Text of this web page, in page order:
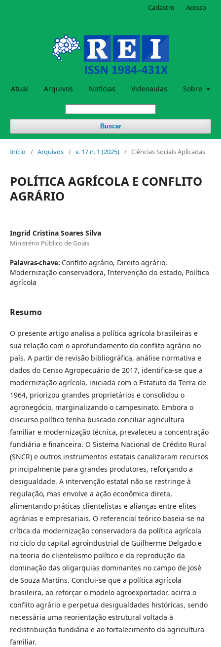
Atual Arquivos Notícias Videoaulas Sobre
Buscar
Cadastro Acesso
Início / Arquivos / v. 17 n. 1 (2025) / Ciências Sociais Aplicadas
POLÍTICA AGRÍCOLA E CONFLITO
AGRÁRIO
Ingrid Cristina Soares Silva
Ministério Público de Goiás
Palavras-chave: Conflito agrário, Direito agrário,
Modernização conservadora, Intervenção do estado, Política
agrícola
Resumo
O presente artigo analisa a política agrícola brasileiras e
sua relação com o aprofundamento do conflito agrário no
país. A partir de revisão bibliográfica, análise normativa e
dados do Censo Agropecuário de 2017, identifica-se que a
modernização agrícola, iniciada com o Estatuto da Terra de
1964, priorizou grandes proprietários e consolidou o
agronegócio, marginalizando o campesinato. Embora o
discurso político tenha buscado conciliar agricultura
familiar e modernização técnica, prevaleceu a concentração
fundiária e financeira. O Sistema Nacional de Crédito Rural
(SNCR) e outros instrumentos estatais canalizaram recursos
principalmente para grandes produtores, reforçando a
desigualdade. A intervenção estatal não se restringe à
regulação, mas envolve a ação econômica direta,
alimentando práticas clientelistas e alianças entre elites
agrárias e empresariais. O referencial teórico baseia-se na
crítica da modernização conservadora da política agrícola
no ciclo do capital agroindustrial de Guilherme Delgado e
na teoria do clientelismo político e da reprodução da
dominação das oligarquias dominantes no campo de José
de Souza Martins. Conclui-se que a política agrícola
brasileira, ao reforçar o modelo agroexportador, acirra o
conflito agrário e perpetua desigualdades históricas, sendo
necessária uma reorientação estrutural voltada à
redistribuição fundiária e ao fortalecimento da agricultura
familiar.